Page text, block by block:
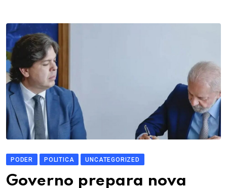
PODER POLITICA UNCATEGORIZED
Governo prepara nova